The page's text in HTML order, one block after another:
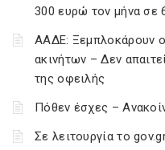
300 ευρώ τον μήνα σε
ΑΑΔΕ: Ξεμπλοκάρουν
ακινήτων – Δεν
της οφειλής
Πόθεν έσχες –
Σε λειτουργία το